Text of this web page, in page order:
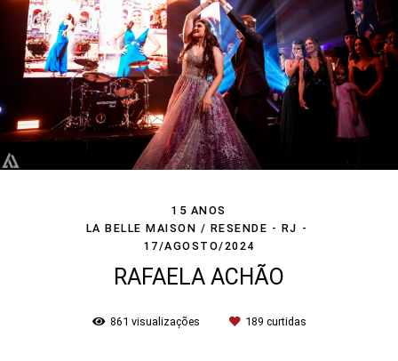
15 ANOS
LA BELLE MAISON / RESENDE - RJ
17/AGOSTO/2024
RAFAELA ACHÃO
861 visualizações 189 curtidas